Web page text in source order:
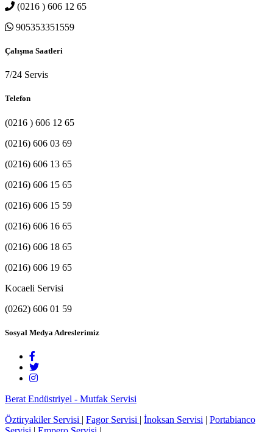
(0216 ) 606 12 65
905353351559
Çalışma Saatleri
7/24 Servis
Telefon
(0216 ) 606 12 65
(0216) 606 03 69
(0216) 606 13 65
(0216) 606 15 65
(0216) 606 15 59
(0216) 606 16 65
(0216) 606 18 65
(0216) 606 19 65
Kocaeli Servisi
(0262) 606 01 59
Sosyal Medya Adreslerimiz
Berat Endüstriyel - Mutfak Servisi
Öztiryakiler Servisi | Fagor Servisi | İnoksan Servisi | Portabianco